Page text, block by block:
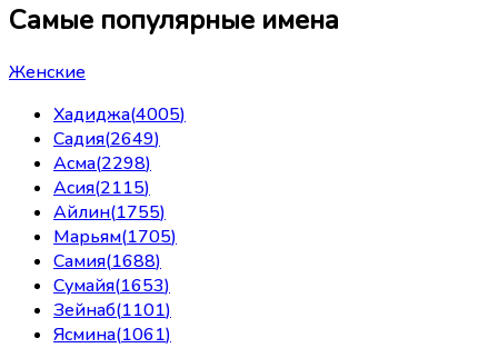
Самые популярные имена
Женские
Хадиджа(4005)
Садия(2649)
Асма(2298)
Асия(2115)
Айлин(1755)
Марьям(1705)
Самия(1688)
Сумайя(1653)
Зейнаб(1101)
Ясмина(1061)